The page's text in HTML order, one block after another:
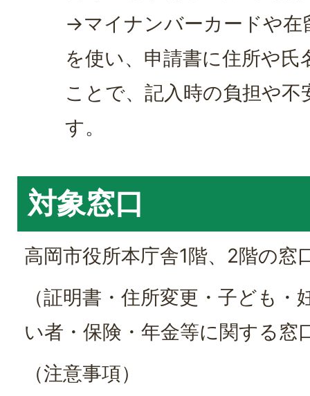
→マイナンバーカードや在
を使い、申請書に住所や
ことで、記入時の負担や
す。
対象窓口
高岡市役所本庁舎1階、2階の窓
（証明書・住所変更・子ども
い者・保険・年金等に関する窓
（注意事項）